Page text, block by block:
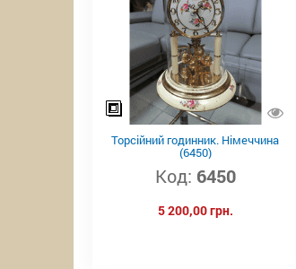
Торсійний годинник. Німеччина
(6450)
Код: 6450
5 200,00 грн.